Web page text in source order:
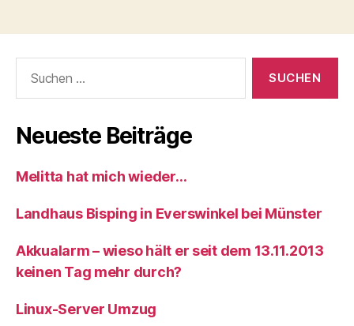
nach:
Neueste Beiträge
Melitta hat mich wieder…
Landhaus Bisping in Everswinkel bei Münster
Akkualarm – wieso hält er seit dem 13.11.2013
keinen Tag mehr durch?
Linux-Server Umzug